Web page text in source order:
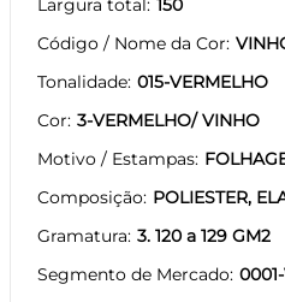
Largura total 150
Código / Nome da Cor
Tonalidade 015-VERMELHO
Cor 3-VERMELHO/ VINHO
Motivo / Estampas
Composição POLIESTER,
Gramatura 3. 120 a 129 GM2
Segmento de Mercado